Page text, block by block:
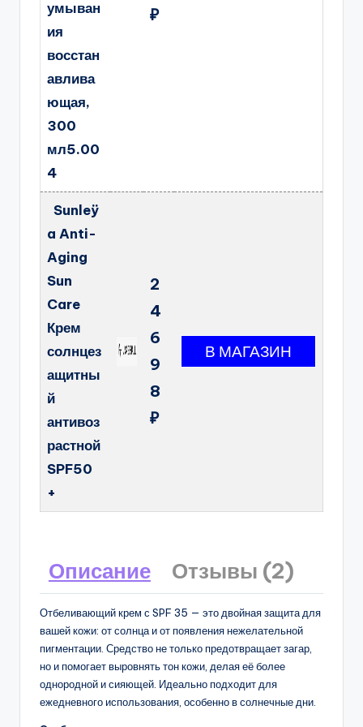
умыван
ия
восстан
авлива
ющая,
300
мл5.00
4
₽
Sunleÿ
a Anti-
Aging
Sun
Care
Крем
солнцез
ащитны
й
антивоз
растной
SPF50
+
2
4
6
9
8
₽
Описание Отзывы (2)
Отбеливающий крем с SPF 35 — это двойная защита для
вашей кожи: от солнца и от появления нежелательной
пигментации. Средство не только предотвращает загар,
но и помогает выровнять тон кожи, делая её более
однородной и сияющей. Идеально подходит для
ежедневного использования, особенно в солнечные дни.